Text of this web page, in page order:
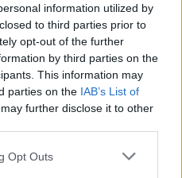
information utilized by
to third parties prior to
opt-out of the further
by third parties on the
This information may
parties on the IAB’s List of
further disclose it to other
uses one or more Google
Opt Outs